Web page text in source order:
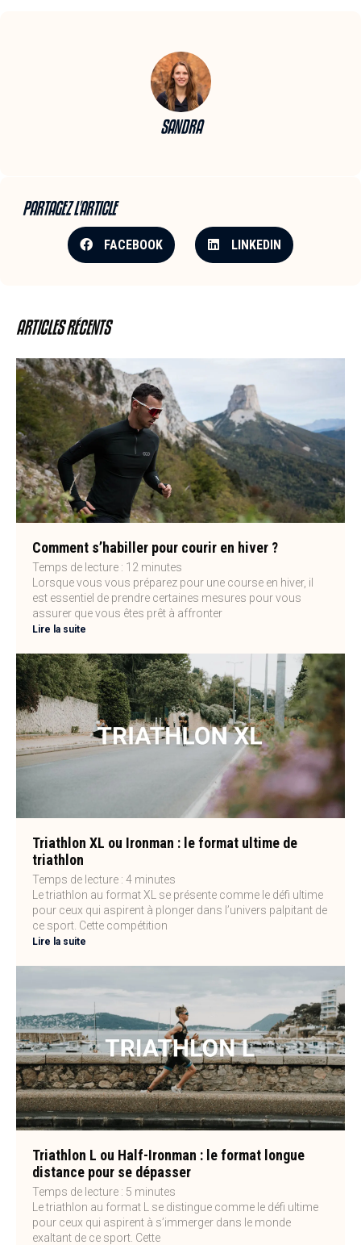
SANDRA
PARTAGEZ L'ARTICLE
FACEBOOK LINKEDIN
ARTICLES RÉCENTS
Comment s’habiller pour courir en hiver ?
Temps de lecture : 12 minutes
Lorsque vous vous préparez pour une course en hiver, il
est essentiel de prendre certaines mesures pour vous
assurer que vous êtes prêt à affronter
Lire la suite
Triathlon XL ou Ironman : le format ultime de
triathlon
Temps de lecture : 4 minutes
Le triathlon au format XL se présente comme le défi ultime
pour ceux qui aspirent à plonger dans l’univers palpitant de
ce sport. Cette compétition
Lire la suite
Triathlon L ou Half-Ironman : le format longue
distance pour se dépasser
Temps de lecture : 5 minutes
Le triathlon au format L se distingue comme le défi ultime
pour ceux qui aspirent à s’immerger dans le monde
exaltant de ce sport. Cette